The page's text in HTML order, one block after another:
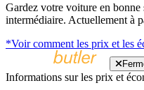
Gardez votre voiture en
intermédiaire. Actuellement à
*Voir comment les prix et les
Informations sur les prix et